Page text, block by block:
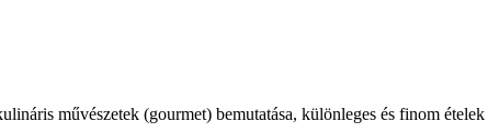
művészetek (gourmet) bemutatása, különleges és finom ételek